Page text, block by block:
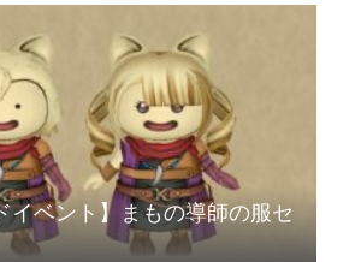
イベント】まもの導師の服セ